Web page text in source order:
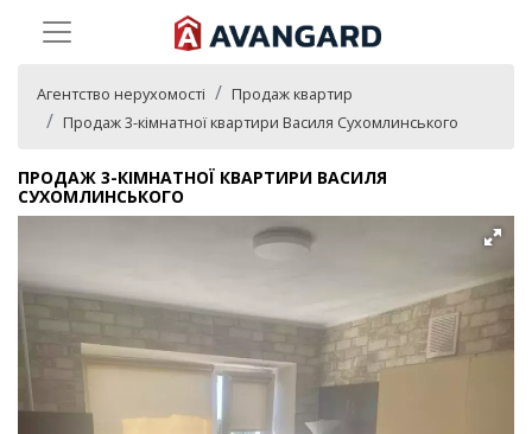
Агентство нерухомості
Продаж квартир
Продаж 3-кімнатної квартири Василя Сухомлинського
ПРОДАЖ 3-КІМНАТНОЇ КВАРТИРИ ВАСИЛЯ
СУХОМЛИНСЬКОГО